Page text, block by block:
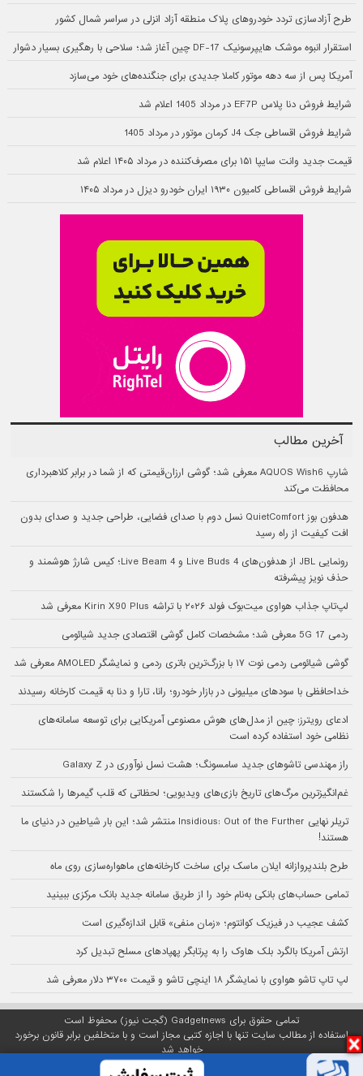
طرح آزادسازی تردد خودروهای پلاک منطقه آزاد انزلی در سراسر شمال کشور
استقرار انبوه موشک هایپرسونیک DF-17 چین آغاز شد؛ سلاحی با رهگیری بسیار دشوار
آمریکا پس از سه دهه موتور کاملا جدیدی برای جنگنده‌های خود می‌سازد
شرایط فروش دنا پلاس EF7P در مرداد 1405 اعلام شد
شرایط فروش اقساطی جک J4 کرمان موتور در مرداد 1405
قیمت جدید وانت سایپا ۱۵۱ برای مصرف‌کننده در مرداد ۱۴۰۵ اعلام شد
شرایط فروش اقساطی کامیون ۱۹۳۰ ایران خودرو دیزل در مرداد ۱۴۰۵
آخرین مطالب
شارپ AQUOS Wish6 معرفی شد؛ گوشی ارزان‌قیمتی که از شما در برابر کلاهبرداری
محافظت می‌کند
هدفون بوز QuietComfort نسل دوم با صدای فضایی، طراحی جدید و صدای بدون
افت کیفیت از راه رسید
رونمایی JBL از هدفون‌های Live Buds 4 و Live Beam 4؛ کیس شارژ هوشمند و
حذف نویز پیشرفته
لپ‌تاپ جذاب هواوی میت‌بوک فولد ۲۰۲۶ با تراشه Kirin X90 Plus معرفی شد
ردمی 17 5G معرفی شد؛ مشخصات کامل گوشی اقتصادی جدید شیائومی
گوشی شیائومی ردمی نوت ۱۷ با بزرگ‌ترین باتری ردمی و نمایشگر AMOLED معرفی شد
خداحافظی با سودهای میلیونی در بازار خودرو؛ رانا، تارا و دنا به قیمت کارخانه رسیدند
ادعای رویترز: چین از مدل‌های هوش مصنوعی آمریکایی برای توسعه سامانه‌های
نظامی خود استفاده کرده است
راز مهندسی تاشوهای جدید سامسونگ؛ هشت نسل نوآوری در Galaxy Z
غم‌انگیزترین مرگ‌های تاریخ بازی‌های ویدیویی؛ لحظاتی که قلب گیمرها را شکستند
تریلر نهایی Insidious: Out of the Further منتشر شد؛ این بار شیاطین در دنیای ما
هستند!
طرح بلندپروازانه ایلان ماسک برای ساخت کارخانه‌های ماهواره‌سازی روی ماه
تمامی حساب‌های بانکی به‌نام خود را از طریق سامانه جدید بانک مرکزی ببینید
کشف عجیب در فیزیک کوانتوم؛ «زمان منفی» قابل اندازه‌گیری است
ارتش آمریکا بالگرد بلک هاوک را به پرتابگر پهپادهای مسلح تبدیل کرد
لپ تاپ تاشو هواوی با نمایشگر ۱۸ اینچی تاشو و قیمت ۳۷۰۰ دلار معرفی شد
تمامی حقوق برای Gadgetnews (گجت نیوز) محفوظ است
استفاده از مطالب سایت تنها با اجازه کتبی مجاز است و با متخلفین برابر قانون برخورد
خواهد شد
پلتفرم گجت نیوز روی
سرور اختصاصیمبین هاست میزبانی می‌شود